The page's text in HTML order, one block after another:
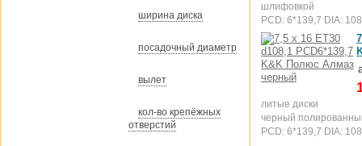
ширина диска
посадочный диаметр
вылет
кол-во крепёжных
отверстий
шлифовкой
PCD: 6*139,7 DIA:
литые диски
черный
PCD: 6*139,7 DIA: